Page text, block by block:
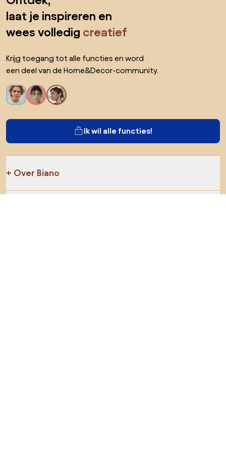
laat je inspireren en
wees volledig creatief
Krijg toegang tot alle functies en word
een deel van de Home&Decor-community.
Ik wil alle functies!
Over Biano